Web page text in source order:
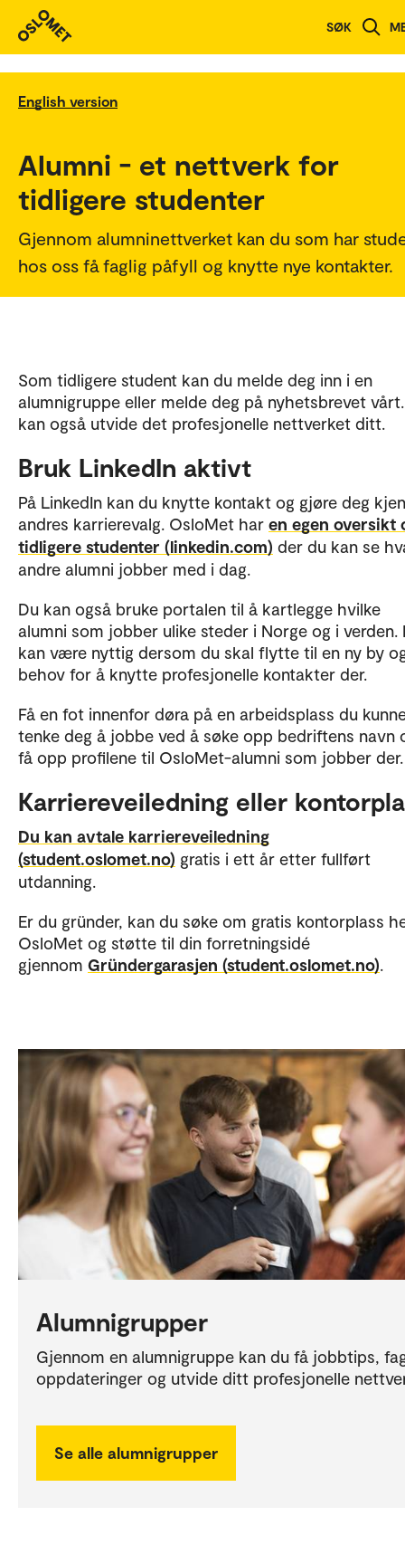
SØK
English version
Alumni - et nettverk for
tidligere studenter
Gjennom alumninettverket kan du som har
hos oss få faglig påfyll og knytte nye kontakter.
Som tidligere student kan du melde deg inn i en
alumnigruppe eller melde deg på nyhetsbrevet
kan også utvide det profesjonelle nettverket ditt.
Bruk LinkedIn aktivt
På LinkedIn kan du knytte kontakt og gjøre deg
andres karrierevalg. OsloMet har en egen oversikt
tidligere studenter (linkedin.com) der du kan se
andre alumni jobber med i dag.
Du kan også bruke portalen til å kartlegge hvilke
alumni som jobber ulike steder i Norge og i verden.
kan være nyttig dersom du skal flytte til en ny by
behov for å knytte profesjonelle kontakter der.
Få en fot innenfor døra på en arbeidsplass du
tenke deg å jobbe ved å søke opp bedriftens navn
få opp profilene til OsloMet-alumni som jobber der.
Karriereveiledning eller
Du kan avtale karriereveiledning
(student.oslomet.no) gratis i ett år etter fullført
utdanning.
Er du gründer, kan du søke om gratis kontorplass
OsloMet og støtte til din forretningsidé
gjennom Gründergarasjen (student.oslomet.no)
Alumnigrupper
Gjennom en alumnigruppe kan du få jobbtips,
oppdateringer og utvide ditt profesjonelle
Se alle alumnigrupper